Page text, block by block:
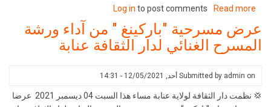
Read more
about
مدير
دار
عنابة
Log in to post comments
عرض مسرحية "باركينغ " من آداء ورشة
المسرح الغنائي لدار الثقافة عنابة
Submitted by admin on أحد, 12/05/2021 - 14:31
💢 نظمت دار الثقافة لولاية عنابة مساء هذا السبت 04 ديسمبر 2021 عرضا